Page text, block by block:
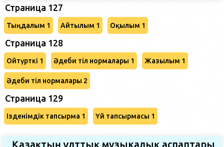
Страница 127
Тыңдалым 1 Айтылым 1 Оқылым 1
Страница 128
Ойтүрткі 1 Әдеби тіл нормалары 1 Жазылым 1
Әдеби тіл нормалары 2
Страница 129
Ізденімдік тапсырма 1 Үй тапсырмасы 1
Қазақтың ұлттық музыкалық аспаптары